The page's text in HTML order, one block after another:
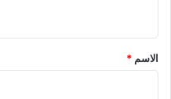
*
الاسم *